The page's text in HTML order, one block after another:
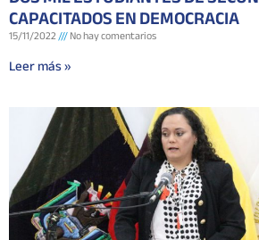
CAPACITADOS EN DEMOCRACIA
15/11/2022 No hay comentarios
Leer más »